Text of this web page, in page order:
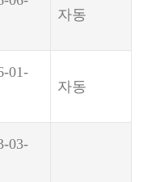
자동
01-
자동
03-